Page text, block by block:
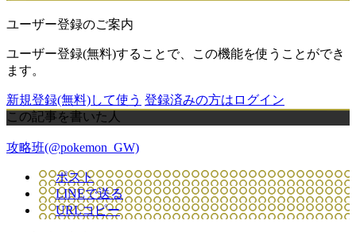
ユーザー登録のご案内
ユーザー登録(無料)することで、この機能を使うことができ
ます。
新規登録(無料)して使う 登録済みの方はログイン
この記事を書いた人
攻略班(@pokemon_GW)
ポスト
LINEで送る
URLコピー